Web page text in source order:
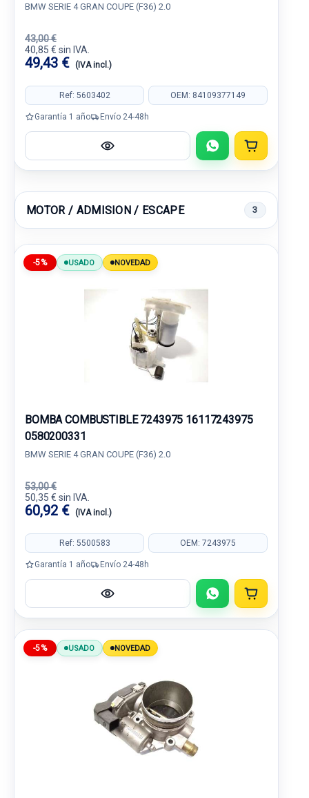
BMW SERIE 4 GRAN COUPE (F36) 2.0
43,00 €
40,85 € sin IVA.
49,43 € (IVA incl.)
Ref: 5603402 OEM: 84109377149
Garantía 1 año Envío 24-48h
MOTOR / ADMISION / ESCAPE 3
-5% USADO NOVEDAD
BOMBA COMBUSTIBLE 7243975 16117243975
0580200331
BMW SERIE 4 GRAN COUPE (F36) 2.0
53,00 €
50,35 € sin IVA.
60,92 € (IVA incl.)
Ref: 5500583 OEM: 7243975
Garantía 1 año Envío 24-48h
-5% USADO NOVEDAD